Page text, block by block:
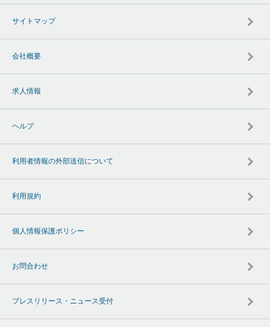
サイトマップ
会社概要
求人情報
ヘルプ
利用者情報の外部送信について
利用規約
個人情報保護ポリシー
お問合わせ
プレスリリース・ニュース受付